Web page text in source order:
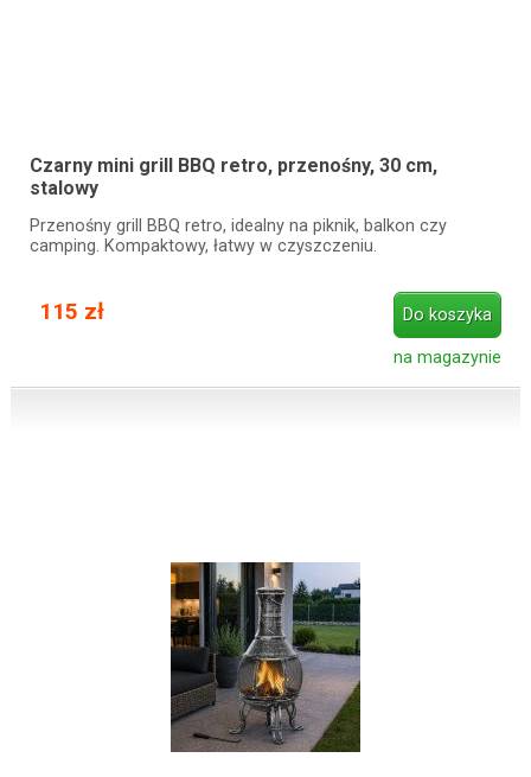
Czarny mini grill BBQ retro, przenośny, 30 cm,
stalowy
Przenośny grill BBQ retro, idealny na piknik, balkon czy
camping. Kompaktowy, łatwy w czyszczeniu.
115 zł Do koszyka
na magazynie